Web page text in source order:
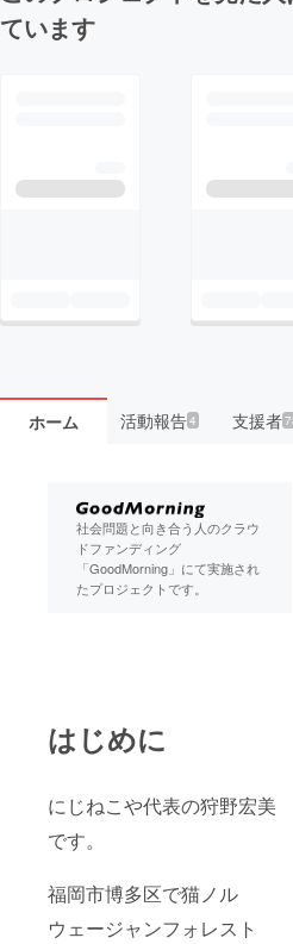
ています
ホーム 活動報告4 支援者
社会問題と向き合う人のクラウ
ドファンディング
「GoodMorning」にて実施され
たプロジェクトです。
はじめに
にじねこや代表の狩野宏美
です。
福岡市博多区で猫ノル
ウェージャンフォレスト